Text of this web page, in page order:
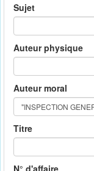
Sujet
Auteur physique
Auteur moral
Titre
N° d'affaire